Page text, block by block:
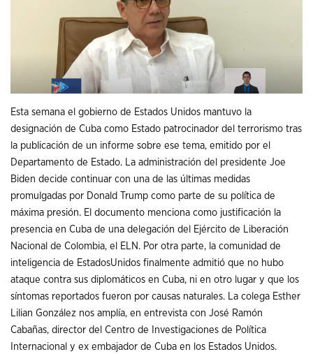
Esta semana el gobierno de Estados Unidos mantuvo la
designación de Cuba como Estado patrocinador del terrorismo tras
la publicación de un informe sobre ese tema, emitido por el
Departamento de Estado. La administración del presidente Joe
Biden decide continuar con una de las últimas medidas
promulgadas por Donald Trump como parte de su política de
máxima presión. El documento menciona como justificación la
presencia en Cuba de una delegación del Ejército de Liberación
Nacional de Colombia, el ELN. Por otra parte, la comunidad de
inteligencia de EstadosUnidos finalmente admitió que no hubo
ataque contra sus diplomáticos en Cuba, ni en otro lugar y que los
síntomas reportados fueron por causas naturales. La colega Esther
Lilian González nos amplía, en entrevista con José Ramón
Cabañas, director del Centro de Investigaciones de Política
Internacional y ex embajador de Cuba en los Estados Unidos.